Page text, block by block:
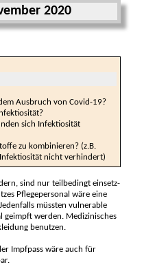
2020
Ausbruch von Covid-19?
sich Infek­tiosi­tät
zu kombi­nieren? (z.B.
nicht ver­hin­dert)
sind nur teil­bedingt ein­setz­
Pflege­perso­nal wäre eine
müssten vulnerable
ge­impft werden. Medi­zinisches
be­nutzen.
Impf­pass wäre auch für